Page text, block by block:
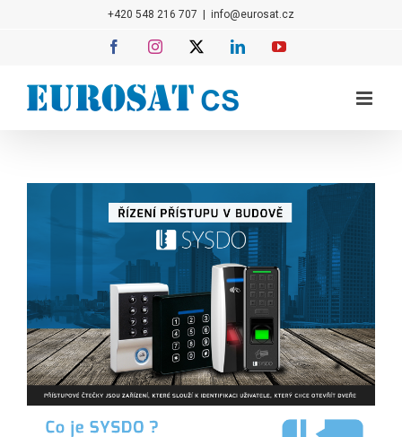
+420 548 216 707 info@eurosat.cz
FacebookInstagram LinkedInYouTube